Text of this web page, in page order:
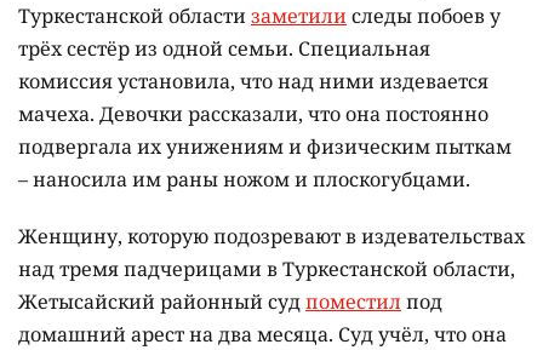
Туркестанской областизаметилиследы побоев у
трёх сестёр из одной семьи. Специальная
комиссия установила, что над ними издевается
мачеха. Девочки рассказали, что она постоянно
подвергала их унижениям и физическим пыткам
–наносила им раны ножом и плоскогубцами.
Женщину, которую подозревают в издевательствах
над тремя падчерицами в Туркестанской области,
Жетысайский районный судпоместилпод
домашний арест на два месяца. Суд учёл, что она